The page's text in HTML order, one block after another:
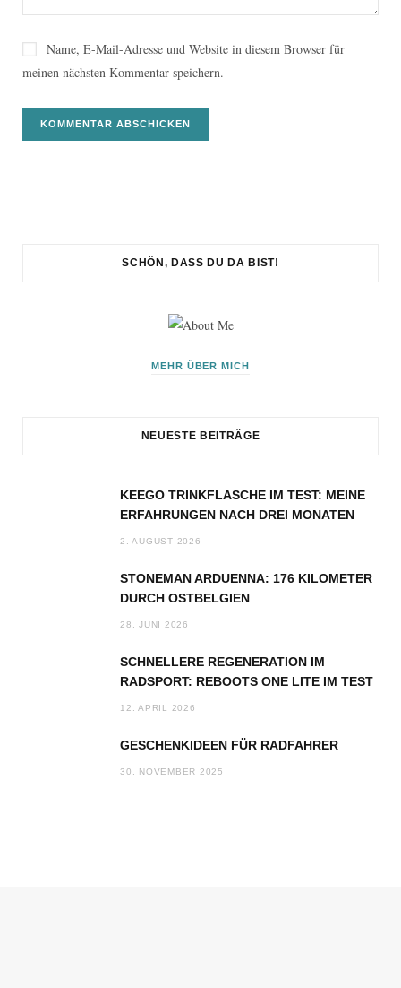
Name, E-Mail-Adresse und Website in diesem Browser für
meinen nächsten Kommentar speichern.
SCHÖN, DASS DU DA BIST!
MEHR ÜBER MICH
NEUESTE BEITRÄGE
KEEGO TRINKFLASCHE IM TEST: MEINE
ERFAHRUNGEN NACH DREI MONATEN
2. AUGUST 2026
STONEMAN ARDUENNA: 176 KILOMETER
DURCH OSTBELGIEN
28. JUNI 2026
SCHNELLERE REGENERATION IM
RADSPORT: REBOOTS ONE LITE IM TEST
12. APRIL 2026
GESCHENKIDEEN FÜR RADFAHRER
30. NOVEMBER 2025